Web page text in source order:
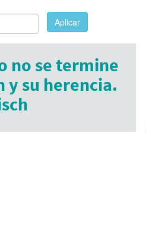
Aplicar
no se termine
y su herencia.